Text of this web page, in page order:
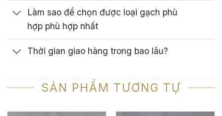
Làm sao để chọn được loại gạch phù
hợp phù hợp nhất
Thời gian giao hàng trong bao lâu?
SẢN PHẨM TƯƠNG TỰ